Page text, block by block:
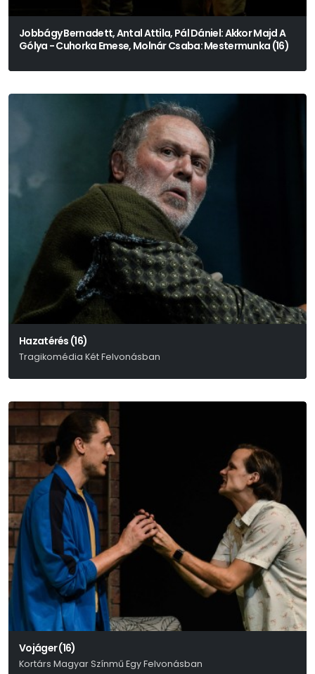
Jobbágy Bernadett, Antal Attila, Pál Dániel: Akkor Majd A
Gólya - Cuhorka Emese, Molnár Csaba: Mestermunka (16)
Hazatérés (16)
Tragikomédia Két Felvonásban
Vojáger (16)
Kortárs Magyar Színmű Egy Felvonásban